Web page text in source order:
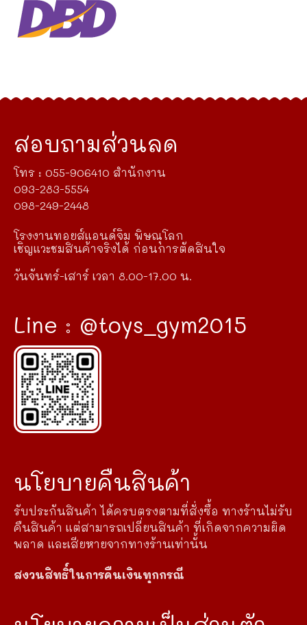
สอบถามส่วนลด
โทร : 055-906410 สำนักงาน
093-283-5554
098-249-2448
โรงงานทอยส์แอนด์จิม พิษณุโลก
เชิญแวะชมสินค้าจริงได้ ก่อนการตัดสินใจ
วันจันทร์-เสาร์ เวลา 8.00-17.00 น.
Line : @toys_gym2015
นโยบายคืนสินค้า
รับประกันสินค้า ได้ครบตรงตามที่สั่งซื้อ ทางร้านไม่รับ
คืนสินค้า แต่สามารถเปลี่ยนสินค้า ที่เกิดจากความผิด
พลาด และเสียหายจากทางร้านเท่านั้น
สงวนสิทธิ์ในการคืนเงินทุกกรณี